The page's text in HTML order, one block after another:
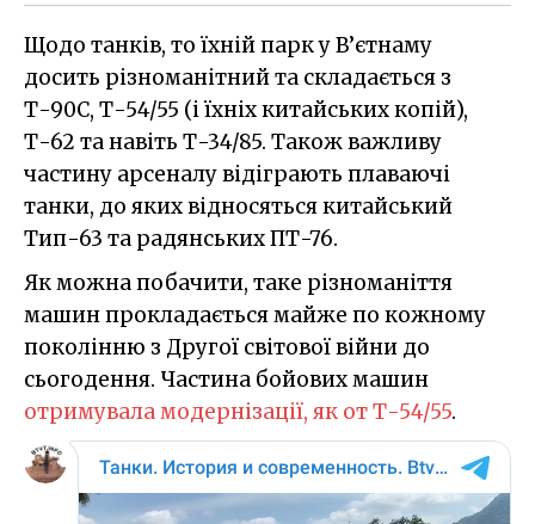
Щодо танків, то їхній парк у В’єтнаму
досить різноманітний та складається з
Т-90C, Т-54/55 (і їхніх китайських копій),
Т-62 та навіть Т-34/85. Також важливу
частину арсеналу відіграють плаваючі
танки, до яких відносяться китайський
Тип-63 та радянських ПТ-76.
Як можна побачити, таке різноманіття
машин прокладається майже по кожному
поколінню з Другої світової війни до
сьогодення. Частина бойових машин
отримувала модернізації, як от Т-54/55.